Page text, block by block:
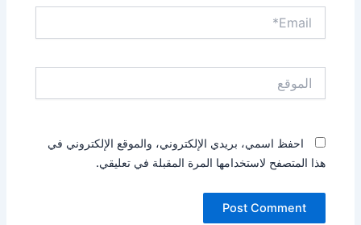
احفظ اسمي، بريدي الإلكتروني، والموقع الإلكتروني في
هذا المتصفح لاستخدامها المرة المقبلة في تعليقي.